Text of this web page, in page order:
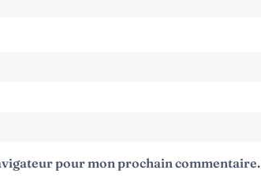
pour mon prochain commentaire.